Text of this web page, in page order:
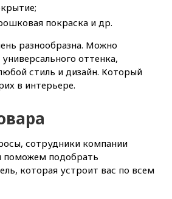
покраска и др.
разнообразна. Можно
оттенка,
стиль и дизайн. Который
в интерьере.
сотрудники компании
поможем подобрать
которая устроит вас по всем